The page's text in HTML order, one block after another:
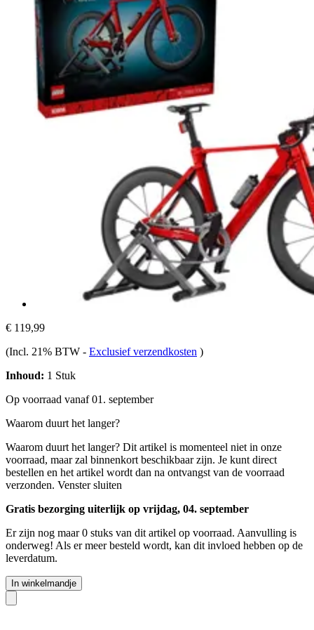
€ 119,99
(Incl. 21% BTW - Exclusief verzendkosten )
Inhoud: 1 Stuk
Op voorraad vanaf 01. september
Waarom duurt het langer?
Waarom duurt het langer? Dit artikel is momenteel niet in onze
voorraad, maar zal binnenkort beschikbaar zijn. Je kunt direct
bestellen en het artikel wordt dan na ontvangst van de voorraad
verzonden. Venster sluiten
Gratis bezorging uiterlijk op vrijdag, 04. september
Er zijn nog maar 0 stuks van dit artikel op voorraad. Aanvulling is
onderweg! Als er meer besteld wordt, kan dit invloed hebben op de
leverdatum.
In winkelmandje